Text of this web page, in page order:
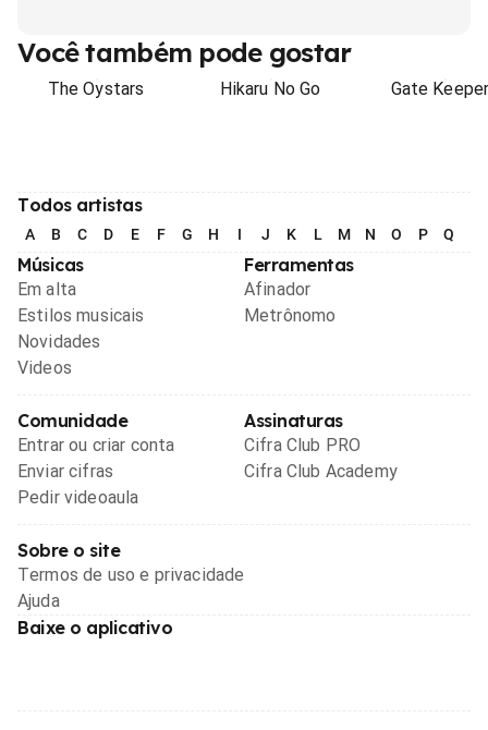
Você também pode gostar
The Oystars Hikaru No Go Gate
Todos artistas
A B C D E F G H I J K L M N O P Q
Músicas
Em alta
Estilos musicais
Novidades
Videos
Ferramentas
Afinador
Metrônomo
Comunidade
Entrar ou criar conta
Enviar cifras
Pedir videoaula
Assinaturas
Cifra Club PRO
Cifra Club Academy
Sobre o site
Termos de uso e privacidade
Ajuda
Baixe o aplicativo